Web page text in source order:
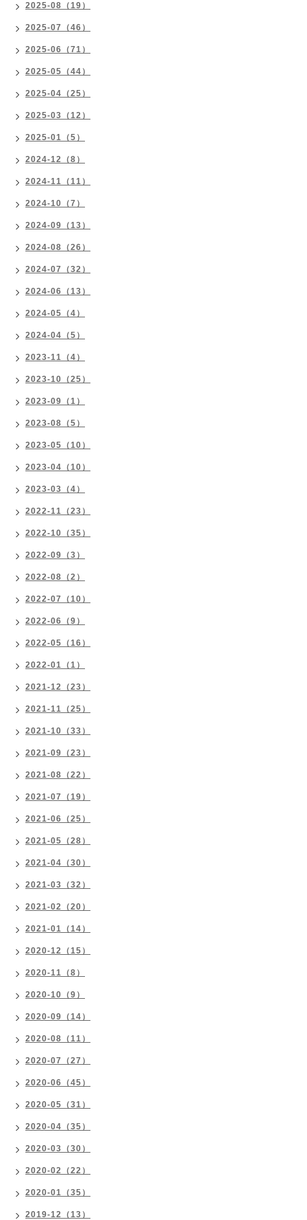
2025-08（19）
2025-07（46）
2025-06（71）
2025-05（44）
2025-04（25）
2025-03（12）
2025-01（5）
2024-12（8）
2024-11（11）
2024-10（7）
2024-09（13）
2024-08（26）
2024-07（32）
2024-06（13）
2024-05（4）
2024-04（5）
2023-11（4）
2023-10（25）
2023-09（1）
2023-08（5）
2023-05（10）
2023-04（10）
2023-03（4）
2022-11（23）
2022-10（35）
2022-09（3）
2022-08（2）
2022-07（10）
2022-06（9）
2022-05（16）
2022-01（1）
2021-12（23）
2021-11（25）
2021-10（33）
2021-09（23）
2021-08（22）
2021-07（19）
2021-06（25）
2021-05（28）
2021-04（30）
2021-03（32）
2021-02（20）
2021-01（14）
2020-12（15）
2020-11（8）
2020-10（9）
2020-09（14）
2020-08（11）
2020-07（27）
2020-06（45）
2020-05（31）
2020-04（35）
2020-03（30）
2020-02（22）
2020-01（35）
2019-12（13）